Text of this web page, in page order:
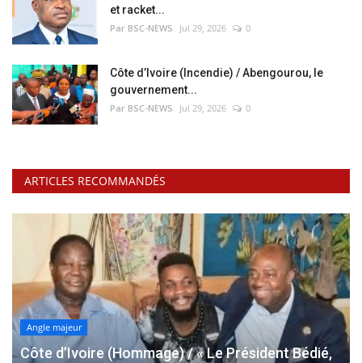
et racket...
Par BSC-NEWS Jul 29, 2026 0
Côte d’Ivoire (Incendie) / Abengourou, le
gouvernement...
Par BSC-NEWS Jul 29, 2026 0
ARTICLES RECOMMANDÉS
Angle majeur
Côte d’Ivoire (Hommage) / « Le Président Bédié,